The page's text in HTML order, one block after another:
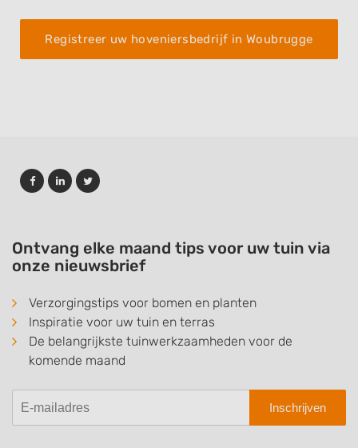
Registreer uw hoveniersbedrijf in Woubrugge
Ontvang elke maand tips voor uw tuin via
onze nieuwsbrief
Verzorgingstips voor bomen en planten
Inspiratie voor uw tuin en terras
De belangrijkste tuinwerkzaamheden voor de
komende maand
Inschrijven